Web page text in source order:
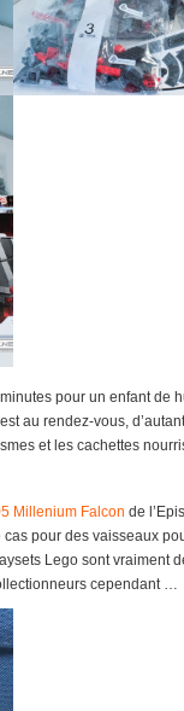
pour un enfant de
au rendez-vous,
et les cachettes
Millenium Falcon de
pour des vaisseaux
Lego sont vraiment
cependant …